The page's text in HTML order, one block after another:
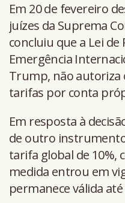
Em 20 de fevereiro
juízes da Suprema
concluiu que a Lei de
Emergência
Trump, não
tarifas por conta
Em resposta à
de outro
tarifa global de 10%,
medida entrou em
permanece válida